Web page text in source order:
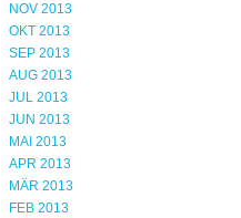
NOV 2013
OKT 2013
SEP 2013
AUG 2013
JUL 2013
JUN 2013
MAI 2013
APR 2013
MÄR 2013
FEB 2013